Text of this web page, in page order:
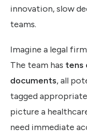
innovation, slow
teams.
Imagine a legal
The team has tens
documents, all
tagged
picture a
need immediate